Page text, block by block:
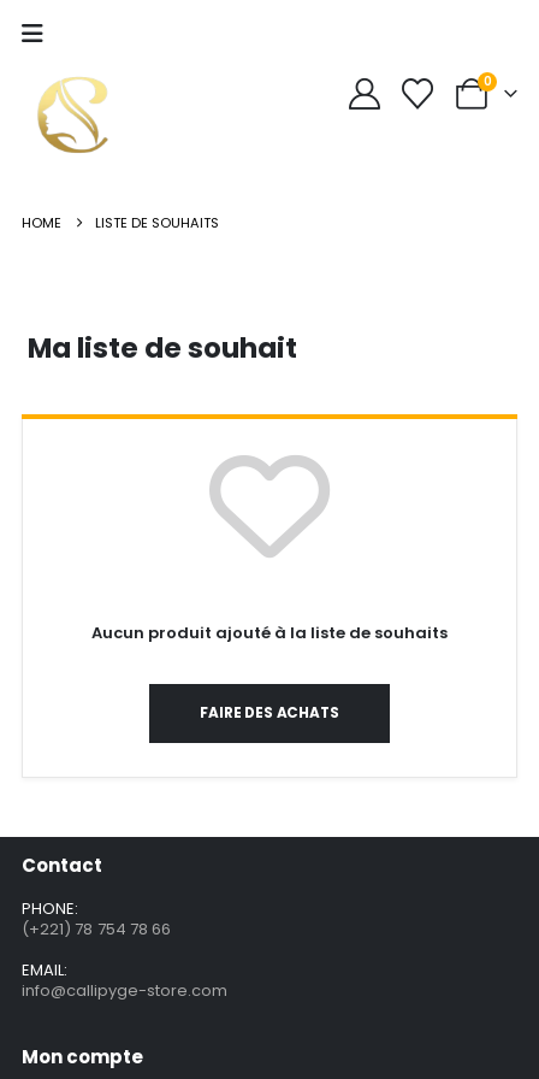
0
HOME LISTE DE SOUHAITS
Ma liste de souhait
Aucun produit ajouté à la liste de souhaits
FAIRE DES ACHATS
Contact
PHONE:
(+221) 78 754 78 66
EMAIL:
info@callipyge-store.com
Mon compte